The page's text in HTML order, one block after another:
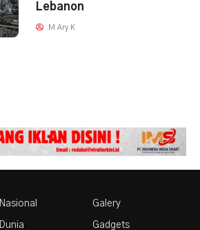
Lebanon
M Ary K
Nasional
Dunia
Galery
Gadgets